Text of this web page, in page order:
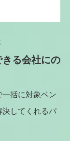
る会社にの
括に対象ベン
決してくれるパ